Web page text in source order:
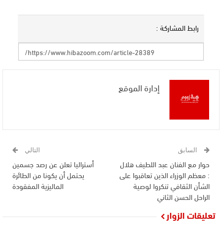
رابط المشاركة :
إدارة الموقع
السابق
حوار مع الفنان عبد اللطيف هلال
: معظم الوزراء الذين تعاقبوا على
الشأن الثقافي تنكروا لوصية
الراحل الحسن الثاني
التالي
أستراليا تعلن عن رصد جسمين
يحتمل أن يكونا من الطائرة
الماليزية المفقودة
تعليقات الزوار